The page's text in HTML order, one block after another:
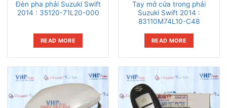
Đèn pha phải Suzuki Swift
2014 : 35120-71L20-000
READ MORE
Tay mở cửa trong phải
Suzuki Swift 2014 :
83110M74L10-C48
READ MORE